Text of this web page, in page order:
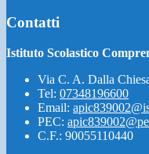
Contatti
Istituto Scolastico
Via C. A. Dalla
Tel: 07348196600
Email:
PEC:
C.F.: 90055110440